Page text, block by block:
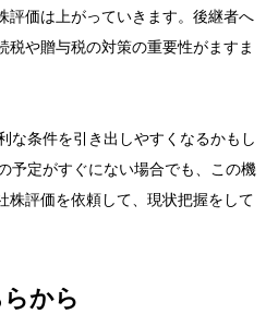
評価は上がっていきます。後継者へ
税や贈与税の対策の重要性がますま
な条件を引き出しやすくなるかもし
予定がすぐにない場合でも、この機
株評価を依頼して、現状把握をして
から